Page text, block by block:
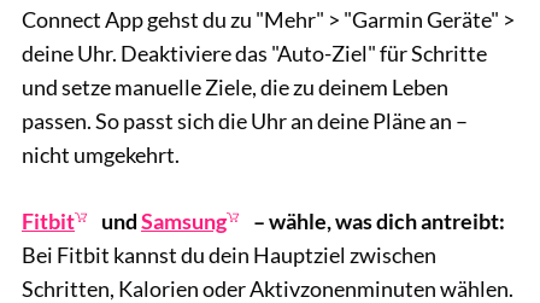
Connect App gehst du zu "Mehr" > "Garmin Geräte" >
deine Uhr. Deaktiviere das "Auto-Ziel" für Schritte
und setze manuelle Ziele, die zu deinem Leben
passen. So passt sich die Uhr an deine Pläne an –
nicht umgekehrt.
Fitbit undSamsung
– wähle, was dich antreibt:
Bei Fitbit kannst du dein Hauptziel zwischen
Schritten, Kalorien oder Aktivzonenminuten wählen.